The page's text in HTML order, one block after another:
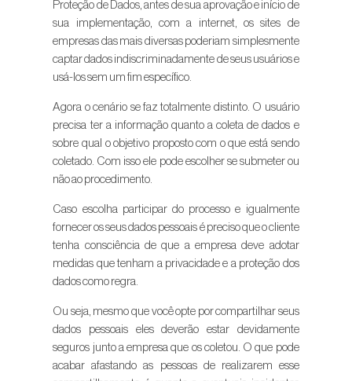
Proteção de Dados, antes de sua aprovação e início de
sua implementação, com a internet, os sites de
empresas das mais diversas poderiam simplesmente
captar dados indiscriminadamente de seus usuários e
usá-los sem um fim específico.
Agora o cenário se faz totalmente distinto. O usuário
precisa ter a informação quanto a coleta de dados e
sobre qual o objetivo proposto com o que está sendo
coletado. Com isso ele pode escolher se submeter ou
não ao procedimento.
Caso escolha participar do processo e igualmente
fornecer os seus dados pessoais é preciso que o cliente
tenha consciência de que a empresa deve adotar
medidas que tenham a privacidade e a proteção dos
dados como regra.
Ou seja, mesmo que você opte por compartilhar seus
dados pessoais eles deverão estar devidamente
seguros junto a empresa que os coletou. O que pode
acabar afastando as pessoas de realizarem esse